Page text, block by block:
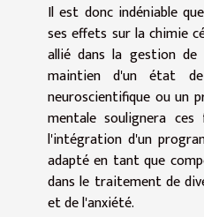
Il est donc indéniable
ses effets sur la chimie
allié dans la gestion
maintien d'un état
neuroscientifique ou un
mentale soulignera
l'intégration d'un
adapté en tant que
dans le traitement de
et de l'anxiété.